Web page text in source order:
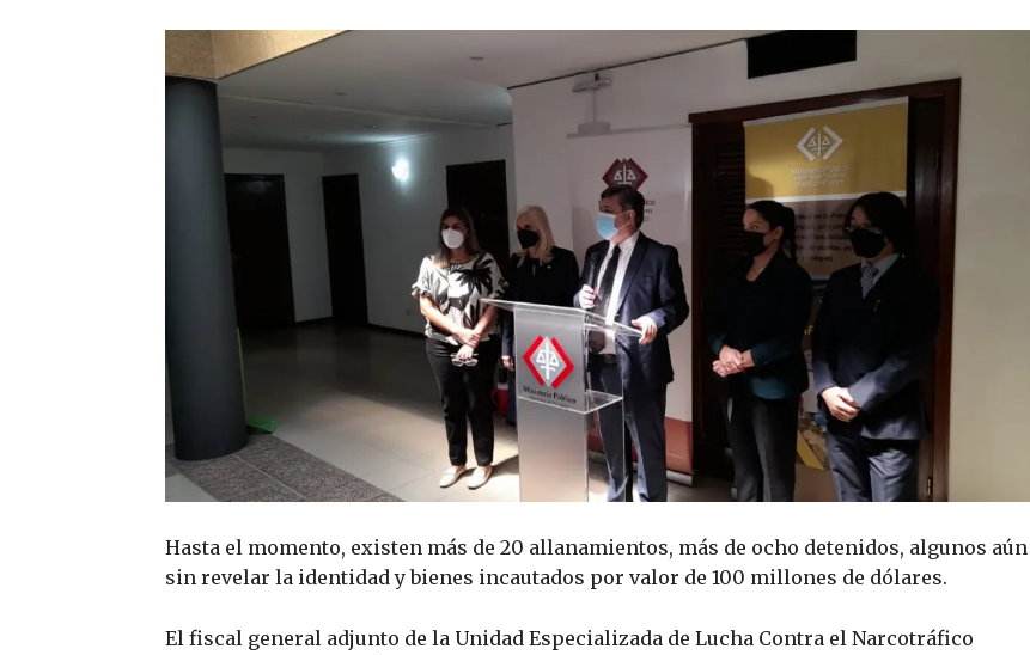
Hasta el momento, existen más de 20 allanamientos, más de ocho detenidos, algunos aún
sin revelar la identidad y bienes incautados por valor de 100 millones de dólares.
El fiscal general adjunto de la Unidad Especializada de Lucha Contra el Narcotráfico